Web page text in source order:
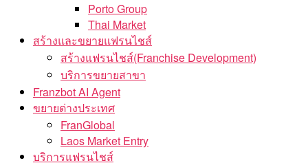
Porto Group
Thai Market
สร้างและขยายแฟรนไชส์
สร้างแฟรนไชส์(Franchise Development)
บริการขยายสาขา
Franzbot AI Agent
ขยายต่างประเทศ
FranGlobal
Laos Market Entry
บริการแฟรนไชส์